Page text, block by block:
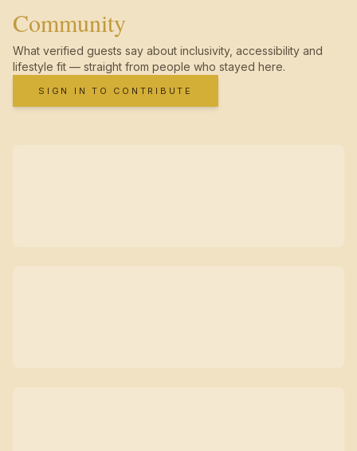
Community
What verified guests say about inclusivity, accessibility and
lifestyle fit — straight from people who stayed here.
SIGN IN TO CONTRIBUTE